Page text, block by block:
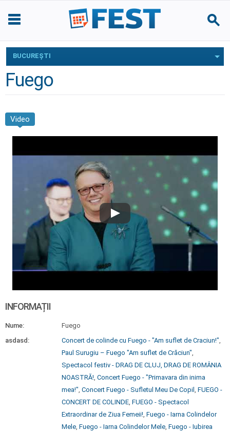
BUCUREŞTI
Fuego
Video
INFORMAȚII
Nume:
Fuego
asdasd:
Concert de colinde cu Fuego - "Am suflet de Craciun!",
Paul Surugiu – Fuego "Am suflet de Crăciun",
Spectacol festiv - DRAG DE CLUJ, DRAG DE ROMÂNIA
NOASTRĂ!, Concert Fuego - "Primavara din inima
mea!", Concert Fuego - Sufletul Meu De Copil , FUEGO -
CONCERT DE COLINDE, FUEGO - Spectacol
Extraordinar de Ziua Femeii!, Fuego - Iarna Colindelor
Mele, Fuego - Iarna Colindelor Mele, Fuego - Iubirea